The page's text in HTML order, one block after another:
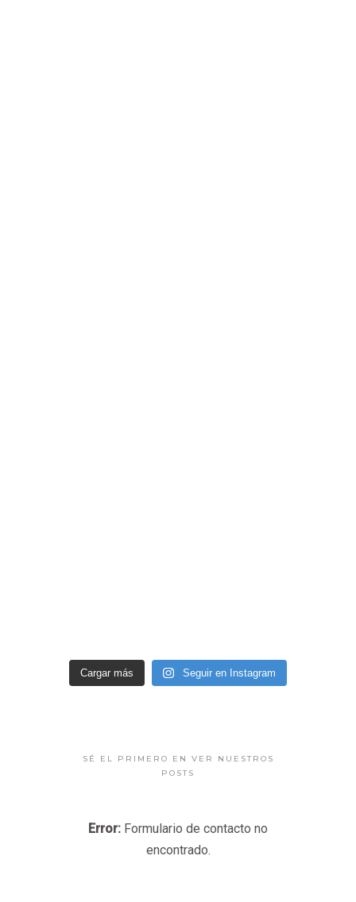
Cargar más Seguir en Instagram
SÉ EL PRIMERO EN VER NUESTROS
POSTS
Error: Formulario de contacto no
encontrado.